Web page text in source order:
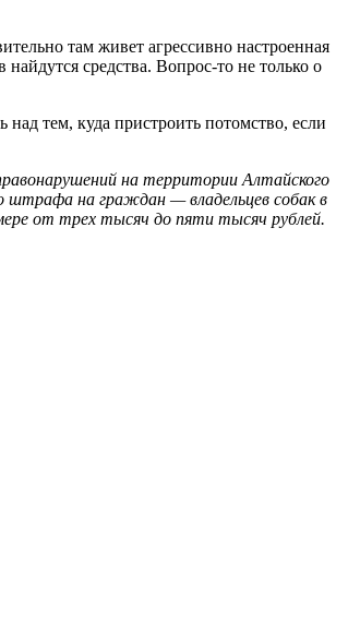
там живет агрессивно настроенная
средства. Вопрос-то не только о
тем, куда пристроить потомство, если
на территории Алтайского
штрафа на граждан — владельцев собак в
от трех тысяч до пяти тысяч рублей.